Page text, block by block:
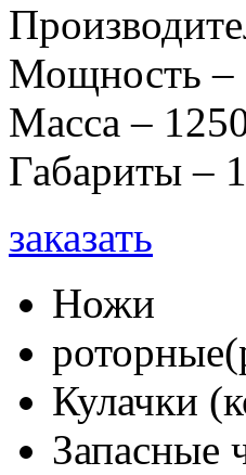
Мощность –
Масса –
Габариты –
заказать
Ножи
Кулачки
Запасные